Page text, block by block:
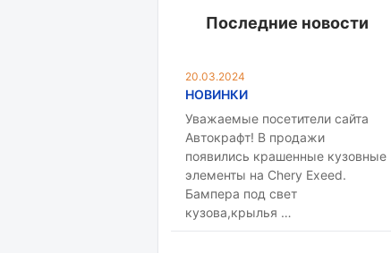
Последние новости
20.03.2024
НОВИНКИ
Уважаемые посетители сайта
Автокрафт! В продажи
появились крашенные кузовные
элементы на Chery Exeed.
Бампера под свет
кузова,крылья …